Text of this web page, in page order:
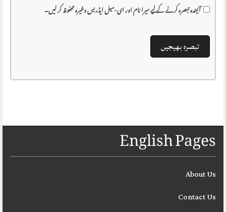
آئیندہ تبصرہ کرنے کے لیے میرا نام اور ای-میل ایڈریس وغیرہ محفوظ کر لیں۔
English Pages
About Us
Contact Us